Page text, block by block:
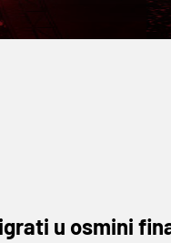
u osmini